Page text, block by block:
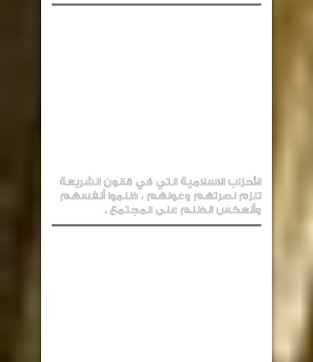
الأحزاب الاسلامية التي في قانون الشريعة
تلزم نصرتهم وعونهم ، ظلموا أنفسهم
وأنعكس الظلم على المجتمع .